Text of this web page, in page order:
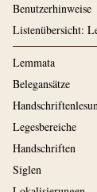
Benutzerhinweise
Listenübersicht:
Lemmata
Belegansätze
Legesbereiche
Handschriften
Siglen